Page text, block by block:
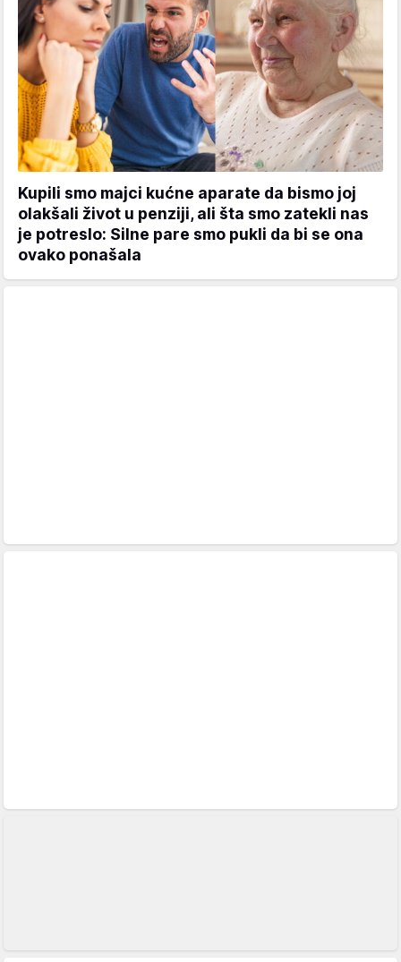
Kupili smo majci kućne aparate da bismo joj
olakšali život u penziji, ali šta smo zatekli nas
je potreslo: Silne pare smo pukli da bi se ona
ovako ponašala